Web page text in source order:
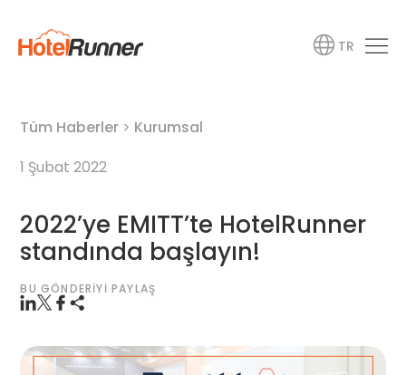
TR
Tüm Haberler > Kurumsal
1 Şubat 2022
2022’ye EMITT’te HotelRunner
standında başlayın!
BU GÖNDERIYI PAYLAŞ